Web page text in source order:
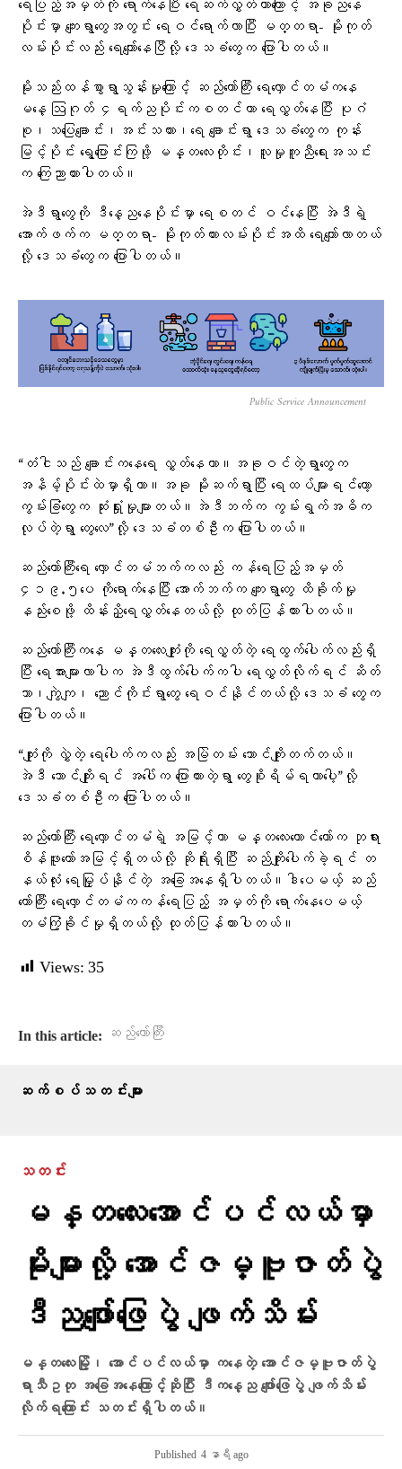
ရေပြည့်အမှတ်ကို ရောက်နေပြီး ရေဆက်လွှတ်တာကြောင့် အခု‌‌ညနေ
ပိုင်းမှာ ကျေးရွာတွေအတွင်း ရေဝင်‌ရောက်လာပြီး မတ္တရာ- မိုးကုတ်
လမ်းပိုင်းလည်း ရေကျော်နေပြီလို့ ဒေသခံတွေက ပြောပါတယ်။
မိုးသည်းထန်စွာရွာသွန်းမှုကြောင့် ဆည်တော်ကြီး ရေလှောင်တမံကနေ
မနေ့ ဩဂုတ် ၄ရက်ညပိုင်းကစတင်ကာ ရေလွှတ်နေပြီး ပုဂံ
စု၊သပြေချောင်း၊အင်းသကား၊ရေ‌ ချောင်းရွာ ဒေသခံတွေက ‌‌‌‌‌‌‌‌‌‌‌‌‌‌‌‌‌‌‌‌‌‌‌‌‌ကုန်း
မြင့်ပိုင်း ရွေ့ပြောင်းကြဖို့ မန္တလေးတိုင်း၊လူမှုကူညီရေးအသင်း
က ကြေညာထားပါတယ်။
အဲဒီရွာတွေကို ဒီနေ့ညနေပိုင်းမှာ ရေစတင် ဝင်နေပြီး အဲဒီ‌‌ရဲ့
အောက်ဖက်က မတ္တရာ- မိုးကုတ်ကားလမ်းပိုင်းအထိ ရေကျော်လာတယ်
လို့ ဒေသခံတွေက ပြောပါတယ်။
Public Service Announcement
“တံငါသည် ချောင်းကနေရေ လွှတ်နေတာ။အခုဝင်တဲ့ရွာတွေက
အနိမ့်ပိုင်းထဲမှာရှိတာ။အခု မိုးဆက်ရွာပြီး ရေထပ်များရင်တော့
ကွမ်းခြံတွေက ဆုံးရှုံးမှုများတယ်။အဲဒီဘက်က ကွမ်းရွက်အဓိက
လုပ်တဲ့ရွာ တွေလေ”လို့ ဒေသခံတစ်ဦးက ပြောပါတယ်။
ဆည်တော်ကြီးရေ လှောင်တမံဘက်ကလည်း ကန်ရေပြည့်အမှတ်
၄၁၉.၅ပေ ကိုရောက်နေပြီး အောက်ဘက်က ကျေးရွာတွေ ထိခိုက်မှု
နည်းစေဖို့ ထိန်းညှိရေလွှတ်နေတယ်လို့ ထုတ်ပြန်ထားပါတယ်။
ဆည်တော်ကြီးကနေ မန္တလေးကျုံးကို ရေလွှတ်တဲ့ ရေထွက်ပေါက်လည်းရှိ
ပြီး ရေအားများလာပါက အဲဒီထွက်ပေါက်ကပါ ရေလွှတ်လိုက်ရင် ဆိတ်
သာ၊ကျွဲကျ၊ ညောင်ကိုင်းရွာတွေ ရေဝင်နိုင်တယ်လို့ ဒေသခံ တွေက
ပြောပါတယ်။
“ကျုံးကို လွှဲတဲ့ ရေပေါက်ကလည်း အမြဲတမ်း ဘောင်ကျိုးတက်တယ်။
အဲဒီ ဘောင်ကျိုးရင် အပေါ်က ပြောထားတဲ့ရွာ တွေစိုးရိမ်ရတာပေါ့”လို့
ဒေသခံတစ်ဦးက ပြောပါတယ်။
ဆည်တော်ကြီး ရေလှောင်တမံရဲ့ အမြင့်ဟာ မန္တလေးတောင်တော်က ဘုရား
စိန်ဖူးတော်အမြင့်ရှိတယ်လို့ ဆိုရိုးရှိပြီး ဆည်ကျိုးပေါက်ခဲ့ရင် တ
နယ်လုံး ရေမြှုပ်နိုင်တဲ့ အခြေအနေရှိပါတယ်။ဒါပေမယ့် ဆည်
တော်ကြီး ရေလှောင်တမံကကန်ရေပြည့် အမှတ်ကို ရောက်နေပေမယ့်
တမံကြံ့ခိုင်မှုရှိတယ်လို့ ထုတ်ပြန်ထားပါတယ်။
Views: 35
In this article: ဆည်တော်ကြီး
ဆက်စပ်သတင်းများ
သတင်း
မန္တလေးအောင်ပင်လယ်မှာ
မိုးများလို့ အောင်ဇမ္ဗူဇာတ်ပွဲ
ဒီညဖျော်ဖြေပွဲ ဖျက်သိမ်း
မန္တလေးမြို့၊ အောင်ပင်လယ်မှာ ကနေတဲ့ အောင်ဇမ္ဗူဇာတ်ပွဲ
ရာသီဥတု အခြေအနေကြောင့်ဆိုပြီး ဒီကနေ့ည ဖျော်ဖြေပွဲ ဖျက်သိမ်း
လိုက်ရကြောင်း သတင်းရှိပါတယ်။
Published 4 နာရီ ago